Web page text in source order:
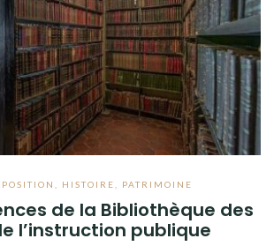
HISTOIRE PATRIMOINE
de la Bibliothèque des
l’instruction publique